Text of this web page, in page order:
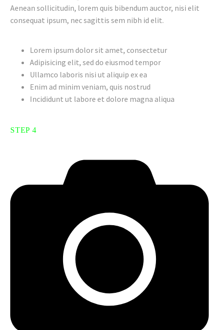
Aenean sollicitudin, lorem quis bibendum auctor, nisi elit
consequat ipsum, nec sagittis sem nibh id elit.
Lorem ipsum dolor sit amet, consectetur
Adipisicing elit, sed do eiusmod tempor
Ullamco laboris nisi ut aliquip ex ea
Enim ad minim veniam, quis nostrud
Incididunt ut labore et dolore magna aliqua
STEP 4